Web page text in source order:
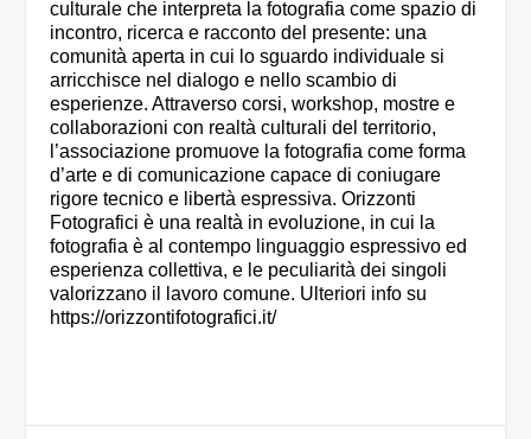
culturale che interpreta la fotografia come spazio di
incontro, ricerca e racconto del presente: una
comunità aperta in cui lo sguardo individuale si
arricchisce nel dialogo e nello scambio di
esperienze. Attraverso corsi, workshop, mostre e
collaborazioni con realtà culturali del territorio,
l’associazione promuove la fotografia come forma
d’arte e di comunicazione capace di coniugare
rigore tecnico e libertà espressiva. Orizzonti
Fotografici è una realtà in evoluzione, in cui la
fotografia è al contempo linguaggio espressivo ed
esperienza collettiva, e le peculiarità dei singoli
valorizzano il lavoro comune. Ulteriori info su
https://orizzontifotografici.it/